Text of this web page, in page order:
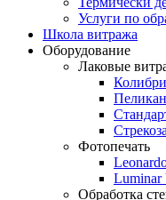
Услуги по
Школа витража
Оборудование
Лаковые
Фотопечать
Luminar
Обработка